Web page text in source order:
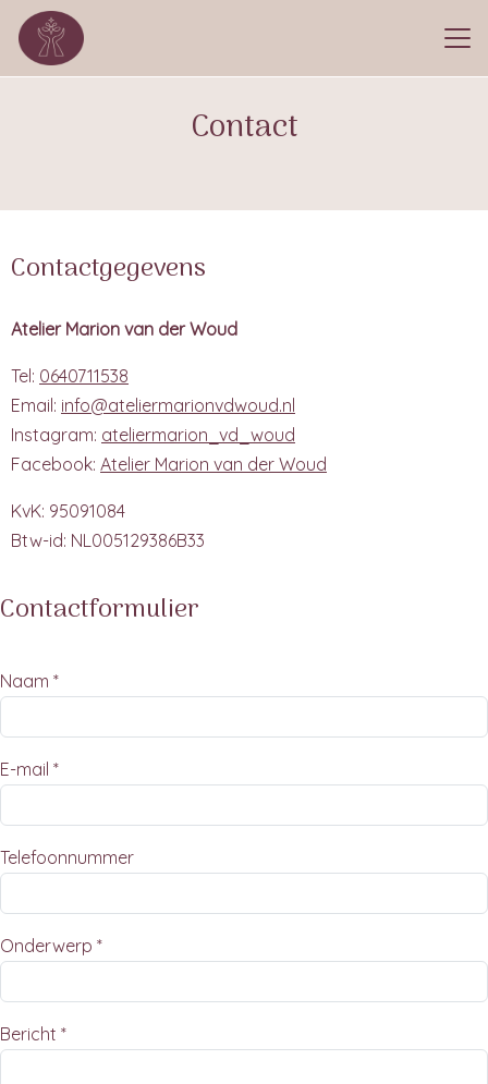
Contact
Contactgegevens
Atelier Marion van der Woud
Tel: 0640711538
Email: info@ateliermarionvdwoud.nl
Instagram: ateliermarion_vd_woud
Facebook: Atelier Marion van der Woud
KvK: 95091084
Btw-id: NL005129386B33
Contactformulier
Naam *
E-mail *
Telefoonnummer
Onderwerp *
Bericht *